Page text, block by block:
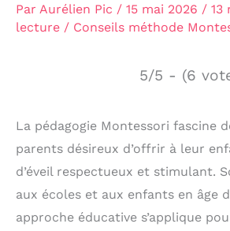
Par Aurélien Pic / 15 mai 2026 / 13
lecture / Conseils méthode
5/5 - (6
La pédagogie Montessori fascine
parents désireux d’offrir à leur
d’éveil respectueux et stimulant.
aux écoles et aux enfants en âge
approche éducative s’applique